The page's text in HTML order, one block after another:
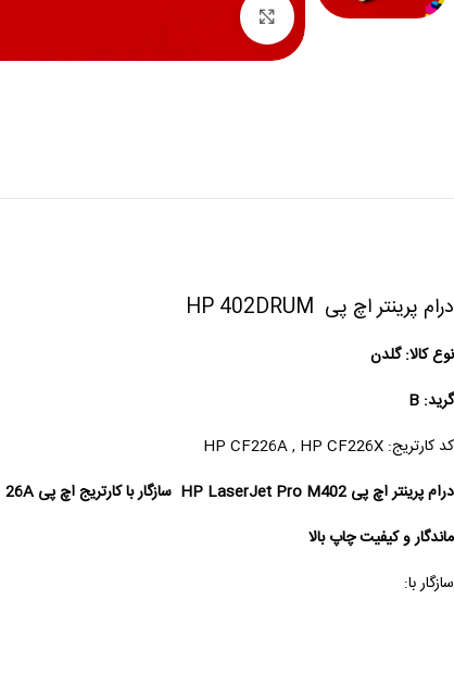
درام پرینتر اچ پی HP 402DRUM
نوع کالا: گلدن
گرید: B
کد کارتریج: HP CF226A , HP CF226X
درام پرینتر اچ پیHP LaserJet Pro M402 سازگار با کارتریج اچ پی 26A
ماندگار و کیفیت چاپ بالا
سازگار با: